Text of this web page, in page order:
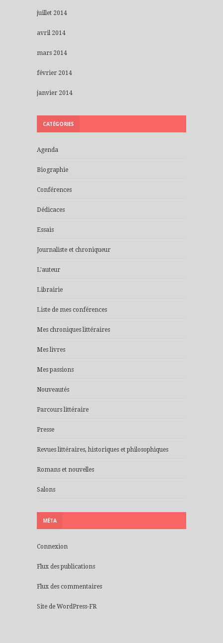
juillet 2014
avril 2014
mars 2014
février 2014
janvier 2014
CATÉGORIES
Agenda
Biographie
Conférences
Dédicaces
Essais
Journaliste et chroniqueur
L'auteur
Librairie
Liste de mes conférences
Mes chroniques littéraires
Mes livres
Mes passions
Nouveautés
Parcours littéraire
Presse
Revues littéraires, historiques et philosophiques
Romans et nouvelles
Salons
MÉTA
Connexion
Flux des publications
Flux des commentaires
Site de WordPress-FR